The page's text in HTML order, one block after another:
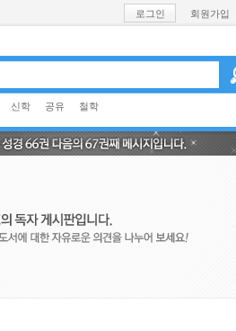
로그인 회원가입
신학 공유 철학